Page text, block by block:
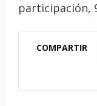
participación,
COMPARTIR